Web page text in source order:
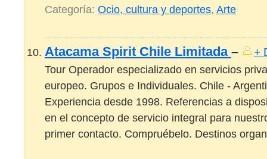
Categoría: Ocio, cultura y deportes, Arte
Atacama Spirit Chile Limitada –
+
Tour Operador especializado en servicios
europeo. Grupos e Individuales. Chile -
Experiencia desde 1998. Referencias a
en el concepto de servicio integral para
primer contacto. Compruébelo. Destinos